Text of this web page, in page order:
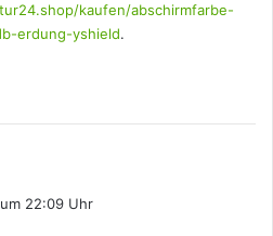
kaufen/abschirmfarbe-
erdung-yshield.
22:09 Uhr